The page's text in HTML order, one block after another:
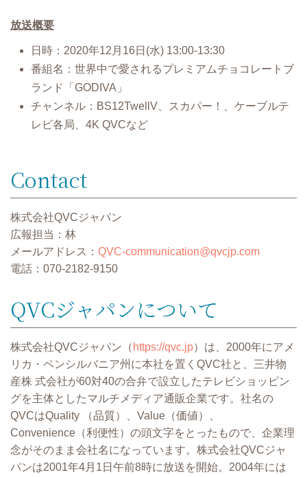
放送概要
日時：2020年12月16日(水) 13:00-13:30
番組名：世界中で愛されるプレミアムチョコレートブ
ランド「GODIVA」
チャンネル：BS12TwellV、スカパー！、ケーブルテ
レビ各局、4K QVCなど
Contact
株式会社QVCジャパン
広報担当：林
メールアドレス： QVC-communication@qvcjp.com
電話：070-2182-9150
QVCジャパンについて
株式会社QVCジャパン（ https://qvc.jp）は、2000年にアメ
リカ・ペンシルバニア州に本社を置くQVC社と、三井物
産株 式会社が60対40の合弁で設⽴したテレビショッピン
グを主体としたマルチメディア通販企業です。社名の
QVCはQuality （品質）、Value（価値）、
Convenience（利便性）の頭⽂字をとったもので、企業理
念がそのまま会社名になっています。株式会社QVCジャ
パンは2001年4⽉1⽇午前8時に放送を開始。2004年には